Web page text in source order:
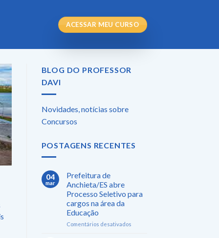
ACESSAR MEU CURSO
BLOG DO PROFESSOR
DAVI
Novidades, notícias sobre
Concursos
POSTAGENS RECENTES
04
mar
Prefeitura de
Anchieta/ES abre
Processo Seletivo para
cargos na área da
Educação
Comentários desativadosem